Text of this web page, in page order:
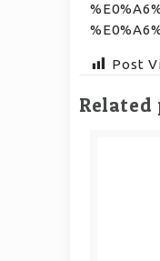
Post
Related